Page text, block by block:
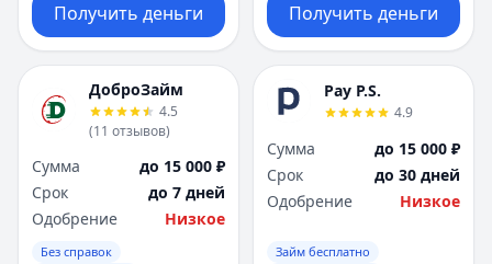
Получить деньги Получить деньги
ДоброЗайм
4.5
(11 отзывов)
Сумма
до 15 000 ₽
Срок
до 7 дней
Одобрение
Низкое
Без справок
Pay P.S.
4.9
Сумма
до 15 000 ₽
Срок
до 30 дней
Одобрение
Низкое
Займ бесплатно